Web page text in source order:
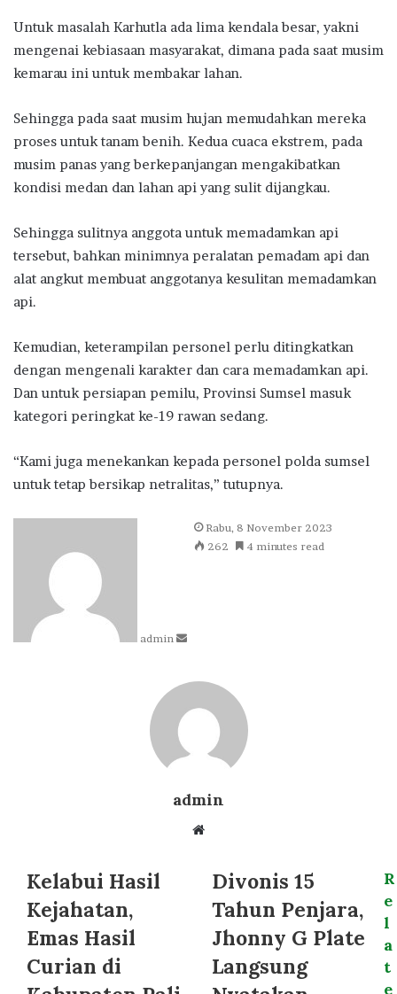
Untuk masalah Karhutla ada lima kendala besar, yakni
mengenai kebiasaan masyarakat, dimana pada saat musim
kemarau ini untuk membakar lahan.
Sehingga pada saat musim hujan memudahkan mereka
proses untuk tanam benih. Kedua cuaca ekstrem, pada
musim panas yang berkepanjangan mengakibatkan
kondisi medan dan lahan api yang sulit dijangkau.
Sehingga sulitnya anggota untuk memadamkan api
tersebut, bahkan minimnya peralatan pemadam api dan
alat angkut membuat anggotanya kesulitan memadamkan
api.
Kemudian, keterampilan personel perlu ditingkatkan
dengan mengenali karakter dan cara memadamkan api.
Dan untuk persiapan pemilu, Provinsi Sumsel masuk
kategori peringkat ke-19 rawan sedang.
“Kami juga menekankan kepada personel polda sumsel
untuk tetap bersikap netralitas,” tutupnya.
admin
Send
an
Rabu, 8 November 2023
262
4 minutes read
admin
Website
Kelabui Hasil
Kejahatan,
Emas Hasil
Curian di
Divonis 15
Tahun Penjara,
Jhonny G Plate
Langsung
R
e
l
a
t
e